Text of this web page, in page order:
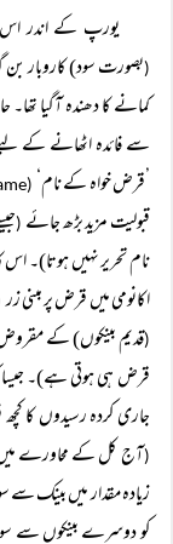
یورپ کے اندر اس
(بصورت سود) کاروبار بن
کمانے کا دھندہ آگیا
سے فائدہ اٹھانے کے
’قرض خواہ کے نام‘ (bearers name)
قبولیت مزید بڑھ جائے (
نام تحریر نہیں ہوتا)۔
اکانومی میں قرض پر مبنی زر
(قدیم بینکوں) کے
قرض ہی ہوتی ہے)۔ جیسا
جاری کردہ رسیدوں کا
(آج کل کے محاورے
زیادہ مقدار میں بینک
کو دوسرے بینکوں سے